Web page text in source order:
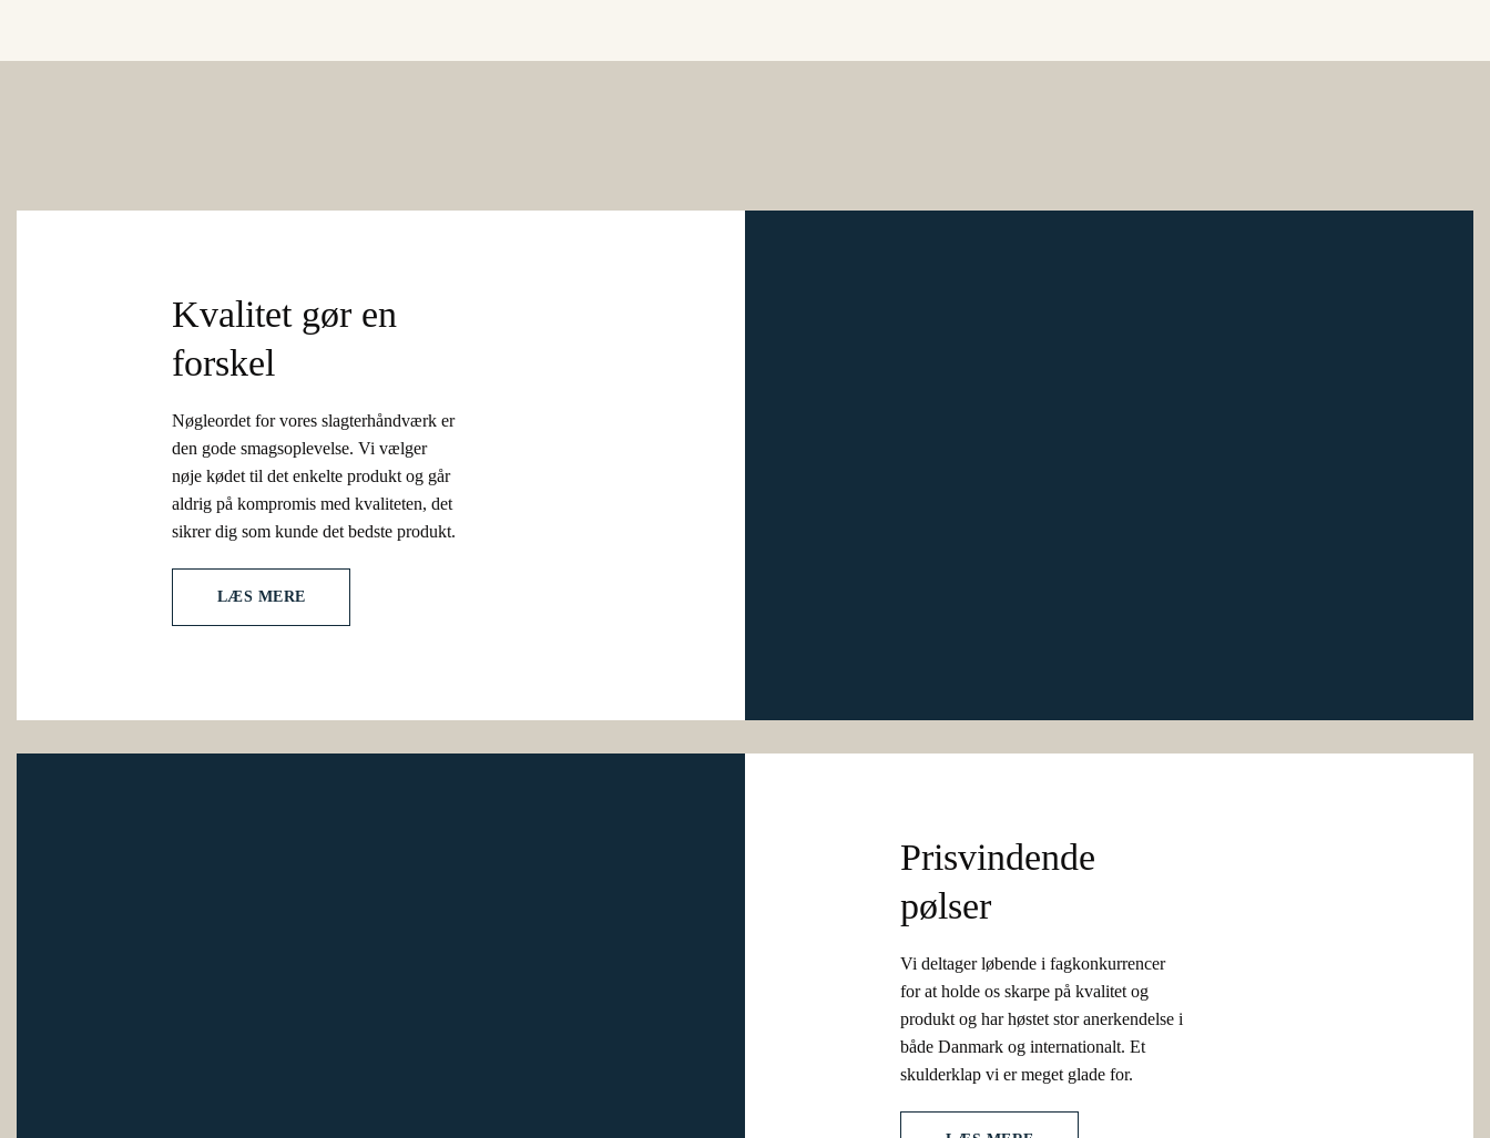
Kvalitet gør en
forskel
Nøgleordet for vores slagterhåndværk er
den gode smagsoplevelse. Vi vælger
nøje kødet til det enkelte produkt og går
aldrig på kompromis med kvaliteten, det
sikrer dig som kunde det bedste produkt.
LÆS MERE
Prisvindende
pølser
Vi deltager løbende i fagkonkurrencer
for at holde os skarpe på kvalitet og
produkt og har høstet stor anerkendelse i
både Danmark og internationalt. Et
skulderklap vi er meget glade for.